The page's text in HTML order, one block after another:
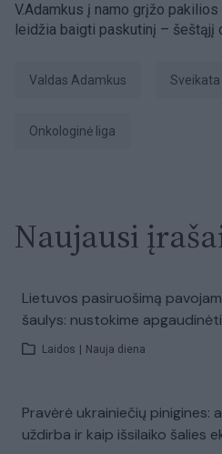
V.Adamkus į namo grįžo
leidžia baigti paskutinį – šeštąjį
Valdas Adamkus Sveikata
onkologinė liga
Naujausi
Lietuvos pasiruošimą
šaulys: nustokime
Laidos Nauja diena
Pravėrė ukrainiečių pinigines:
uždirba ir kaip išsilaiko šalies